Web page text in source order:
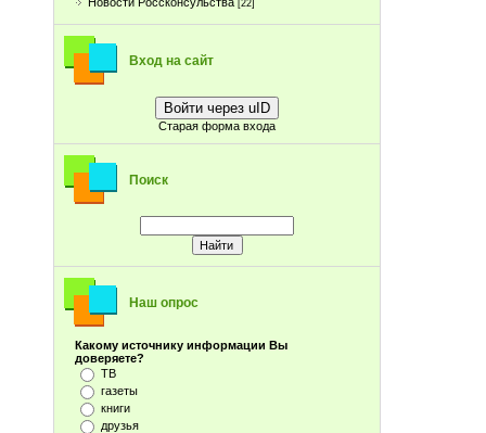
[22]
Вход на сайт
Войти через uID
Старая форма входа
Поиск
Наш опрос
Какому источнику информации Вы
доверяете?
ТВ
газеты
книги
друзья